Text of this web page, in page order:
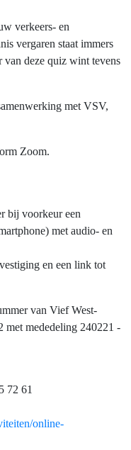
verkeers- en
vergaren staat immers
deze quiz wint tevens
met VSV,
Zoom.
bij voorkeur een
met audio- en
en een link tot
van Vief West-
mededeling 240221 -
72 61
online-